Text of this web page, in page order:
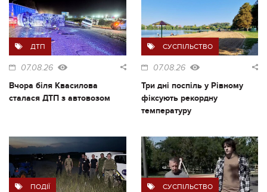
ДТП
07.08.26
Вчора біля Квасилова
сталася ДТП з автовозом
СУСПІЛЬСТВО
07.08.26
Три дні поспіль у Рівному
фіксують рекордну
температуру
ПОДІЇ СУСПІЛЬСТВО